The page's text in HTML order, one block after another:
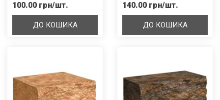
100.00 грн/шт.
ДО КОШИКА
140.00 грн/шт.
ДО КОШИКА